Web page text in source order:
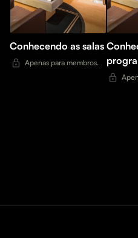
Conhecendo as salas
Apenas para membros.